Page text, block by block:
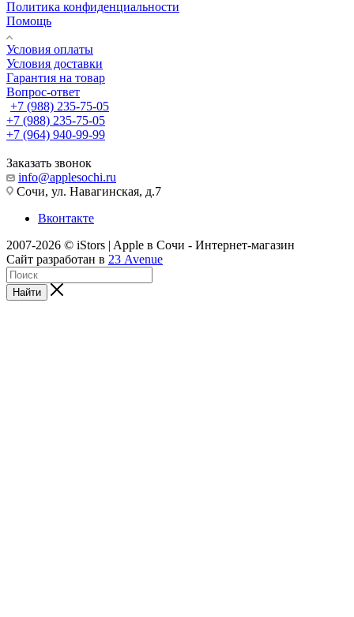
Политика конфиденциальности
Помощь
Условия оплаты
Условия доставки
Гарантия на товар
Вопрос-ответ
+7 (988) 235-75-05
+7 (988) 235-75-05
+7 (964) 940-99-99
Заказать звонок
info@applesochi.ru
Сочи, ул. Навагинская, д.7
Вконтакте
2007-2026 © iStors | Apple в Сочи - Интернет-магазин
Сайт разработан в 23 Avenue
Найти